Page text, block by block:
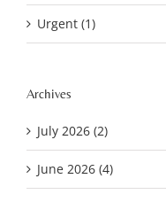
Urgent (1)
Archives
July 2026 (2)
June 2026 (4)